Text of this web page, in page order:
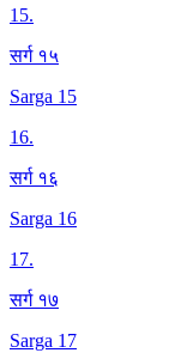
15.
सर्ग १५
Sarga 15
16.
सर्ग १६
Sarga 16
17.
सर्ग १७
Sarga 17